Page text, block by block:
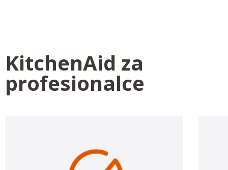
KitchenAid za
profesionalce